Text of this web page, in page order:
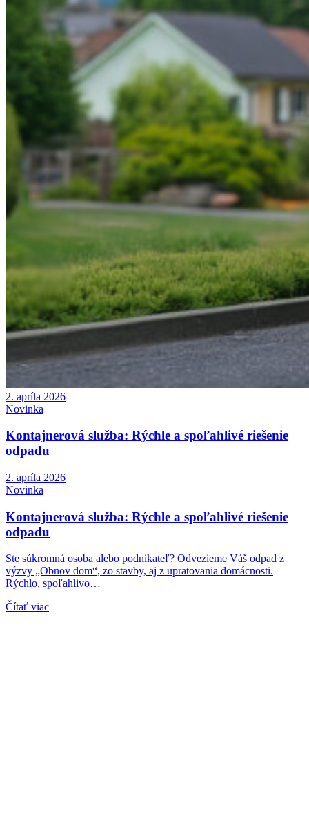
2. apríla 2026
Novinka
Kontajnerová služba: Rýchle a spoľahlivé riešenie
odpadu
2. apríla 2026
Novinka
Kontajnerová služba: Rýchle a spoľahlivé riešenie
odpadu
Ste súkromná osoba alebo podnikateľ? Odvezieme Váš odpad z
výzvy „Obnov dom“, zo stavby, aj z upratovania domácnosti.
Rýchlo, spoľahlivo…
Čítať viac